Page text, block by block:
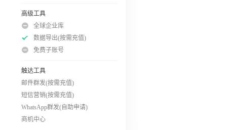
高级工具
全球企业库
数据导出(按需充值)
免费子账号
触达工具
邮件群发(按需充值)
短信营销(按需充值)
WhatsApp群发(自助申请)
商机中心